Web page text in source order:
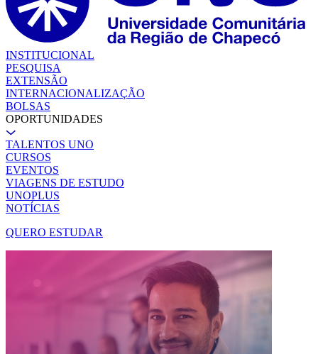
INSTITUCIONAL
PESQUISA
EXTENSÃO
INTERNACIONALIZAÇÃO
BOLSAS
OPORTUNIDADES
TALENTOS UNO
CURSOS
EVENTOS
VIAGENS DE ESTUDO
UNOPLUS
NOTÍCIAS
QUERO ESTUDAR